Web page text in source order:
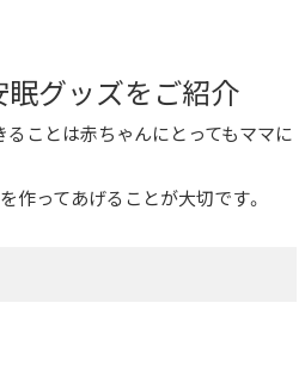
眠グッズをご紹介
ことは赤ちゃんにとってもママに
作ってあげることが大切です。